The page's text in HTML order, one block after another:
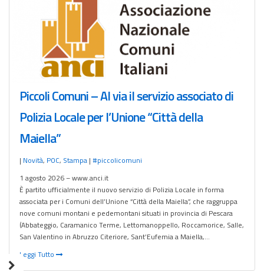
Piccoli Comuni – Al via il servizio associato di
Polizia Locale per l’Unione “Città della
Maiella”
| Novità, POC, Stampa | #piccolicomuni
1 agosto 2026 – www.anci.it
È partito ufficialmente il nuovo servizio di Polizia Locale in forma
associata per i Comuni dell’Unione “Città della Maiella”, che raggruppa
nove comuni montani e pedemontani situati in provincia di Pescara
(Abbateggio, Caramanico Terme, Lettomanoppello, Roccamorice, Salle,
San Valentino in Abruzzo Citeriore, Sant’Eufemia a Maiella,…
Leggi Tutto